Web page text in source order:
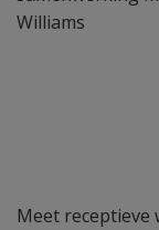
Meet receptieve
Williams